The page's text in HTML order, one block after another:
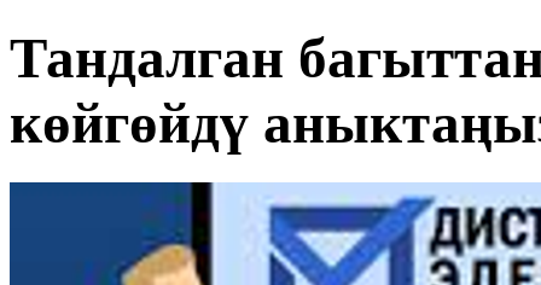
Тандалган
көйгөйдү